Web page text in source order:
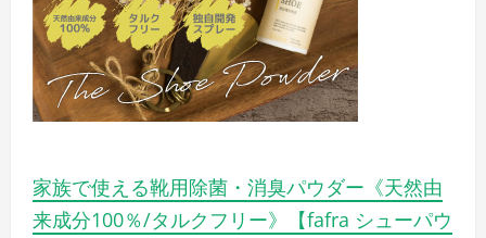
家族で使える靴用除菌・消臭パウダー《天然由
来成分100％/タルクフリー》【fafra シューパウ